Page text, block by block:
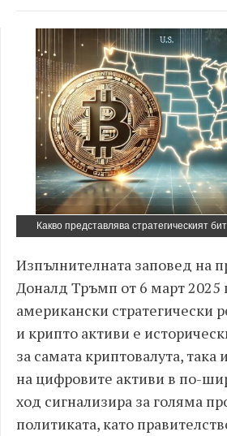
Какво представлява стратегическият
Изпълнителната заповед на
Доналд Тръмп от 6 март 2025
американски стратегически
и крипто активи е
за самата криптовалута, така
на цифровите активи в по-
ход сигнализира за голяма
политиката, като